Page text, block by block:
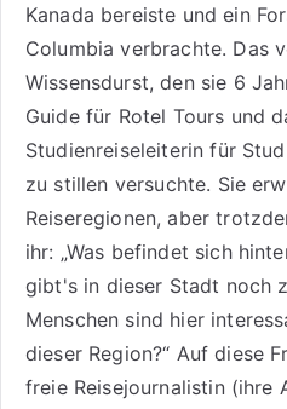
Kanada bereiste und ein
Columbia verbrachte. Das
Wissensdurst, den sie 6
Guide für Rotel Tours und
Studienreiseleiterin für
zu stillen versuchte. Sie
Reiseregionen, aber
ihr: „Was befindet sich
gibt's in dieser Stadt noch
Menschen sind hier
dieser Region?“ Auf diese
freie Reisejournalistin (ihre